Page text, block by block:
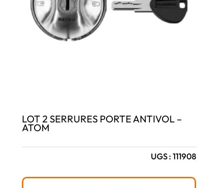
LOT 2 SERRURES PORTE ANTIVOL –
ATOM
UGS :111908